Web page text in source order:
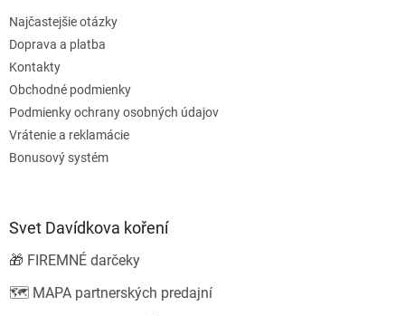
Najčastejšie otázky
Doprava a platba
Kontakty
Obchodné podmienky
Podmienky ochrany osobných údajov
Vrátenie a reklamácie
Bonusový systém
Svet Davídkova koření
🎁 FIREMNÉ darčeky
🗺️ MAPA partnerských predajní